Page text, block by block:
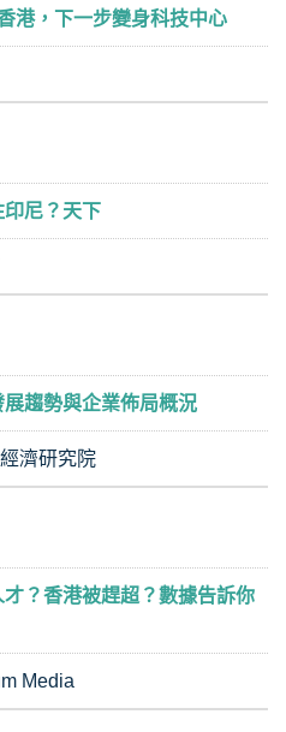
港，下一步變身科技中心
尼？天下
趨勢與企業佈局概況
濟研究院
？香港被趕超？數據告訴你
Media